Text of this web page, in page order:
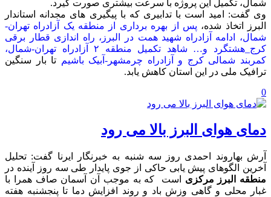
شمال، تکمیل این پروژه با سرعت بیشتری صورت گیرد.
وی گفت: امید است با تدابیری که با پیگیری های مجدانه استاندار
البرز اتخاذ شده، پس از بهره برداری از منطقه یک آزادراه تهران-
شمال، ادامه آزادراه شهید همت در البرز، راه اندازی قطار برقی
کرج_هشتگرد و… شاهد تکمیل منطقه ۲ آزادراه تهران-شمال،
کمربند شمالی کرج و آزادراه چرمشهر-آبیک باشیم تا بار سنگین
ترافیک ملی در این استان کاهش یابد.
0
دمای هوای البرز بالا می رود
آرش بهاروند احمدی روز سه شنبه به خبرنگار ایرنا گفت: تحلیل
آخرین الگوهای پیش یابی حاکی از جوی پایدار طی سه روز آینده در
منطقه البرز مرکزی است که به موجب آن آسمان صاف همرا با
غبار محلی و گاهی وزش باد و روند افزایش دما تا پنجشنبه هفته